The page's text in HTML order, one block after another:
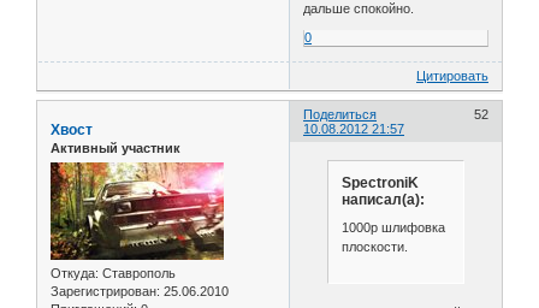
дальше спокойно.
0
Цитировать
Поделиться
52
10.08.2012 21:57
Хвост
Активный участник
Откуда: Ставрополь
Зарегистрирован: 25.06.2010
SpectroniK
написал(а):
1000р шлифовка
плоскости.